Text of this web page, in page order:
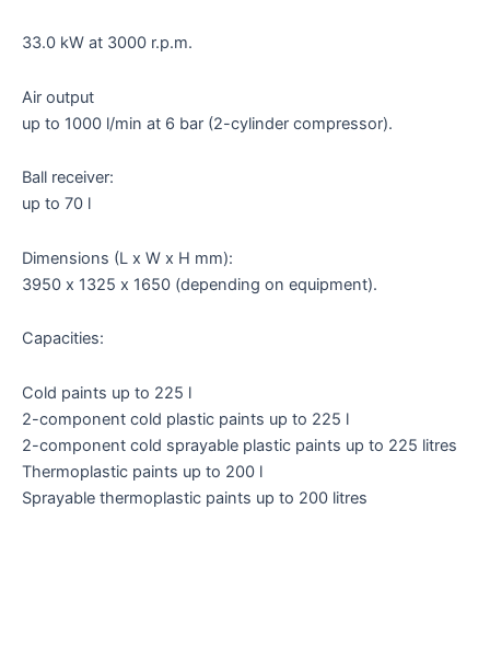
33.0 kW at 3000 r.p.m.
Air output
up to 1000 l/min at 6 bar (2-cylinder compressor).
Ball receiver:
up to 70 l
Dimensions (L x W x H mm):
3950 x 1325 x 1650 (depending on equipment).
Capacities:
Cold paints up to 225 l
2-component cold plastic paints up to 225 l
2-component cold sprayable plastic paints up to 225 litres
Thermoplastic paints up to 200 l
Sprayable thermoplastic paints up to 200 litres